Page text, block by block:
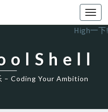
High一下!
– Coding Your Ambition